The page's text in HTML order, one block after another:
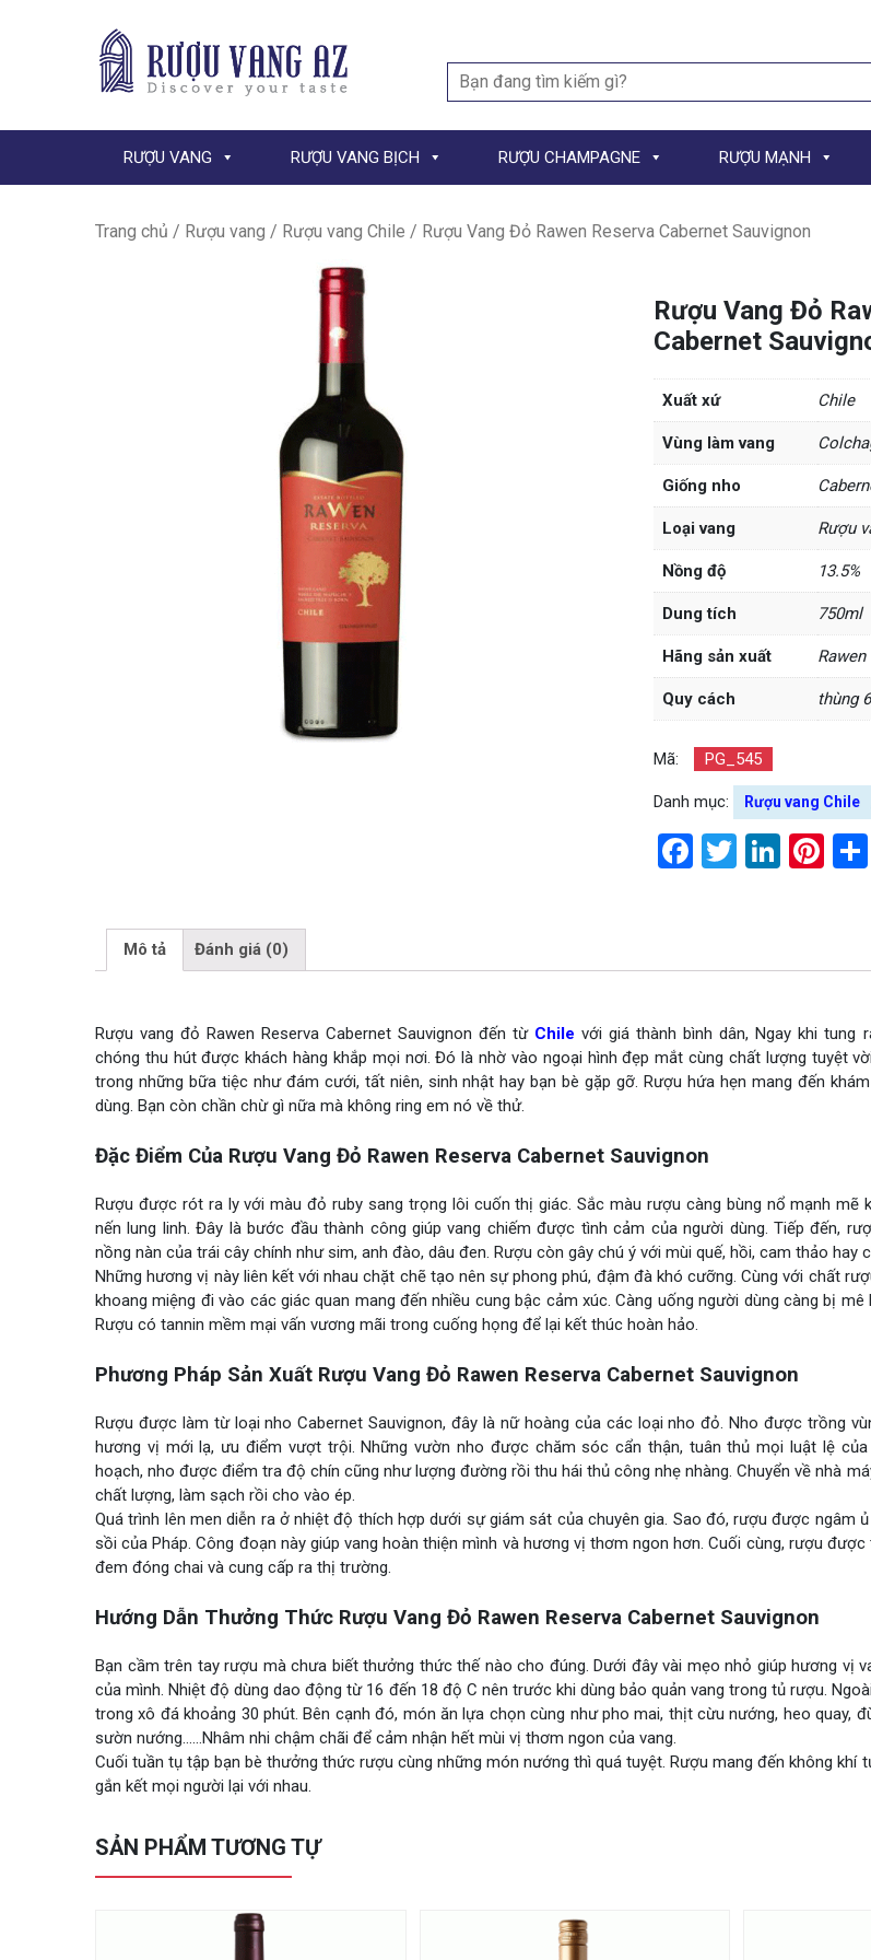
Search
for:
RƯỢU VANG RƯỢU VANG BỊCH RƯỢU CHAMPAGNE RƯỢU MẠNH
Trang chủ / Rượu vang / Rượu vang Chile / Rượu Vang Đỏ Rawen Reserva Cabernet Sauvignon
Rượu Vang Đỏ
Cabernet
Xuất xứ Chile
Vùng làm vang
Giống nho
Loại vang Rượu
Nồng độ 13.5%
Dung tích 750ml
Hãng sản xuất Rawen
Quy cách thùng
Mã: PG_545
Danh mục: Rượu vang Chile
Facebook
Twitter
Mô tả Đánh giá (0)
Rượu vang đỏ Rawen Reserva Cabernet Sauvignon đến từ Chile với giá thành bình dân, Ngay khi tung
chóng thu hút được khách hàng khắp mọi nơi. Đó là nhờ vào ngoại hình đẹp mắt cùng chất lượng tuyệt
trong những bữa tiệc như đám cưới, tất niên, sinh nhật hay bạn bè gặp gỡ. Rượu hứa hẹn mang đến
dùng. Bạn còn chần chừ gì nữa mà không ring em nó về thử.
Đặc Điểm Của Rượu Vang Đỏ Rawen Reserva Cabernet Sauvignon
Rượu được rót ra ly với màu đỏ ruby sang trọng lôi cuốn thị giác. Sắc màu rượu càng bùng nổ mạnh mẽ
nến lung linh. Đây là bước đầu thành công giúp vang chiếm được tình cảm của người dùng. Tiếp đến,
nồng nàn của trái cây chính như sim, anh đào, dâu đen. Rượu còn gây chú ý với mùi quế, hồi, cam thảo hay
Những hương vị này liên kết với nhau chặt chẽ tạo nên sự phong phú, đậm đà khó cưỡng. Cùng với chất
khoang miệng đi vào các giác quan mang đến nhiều cung bậc cảm xúc. Càng uống người dùng càng bị
Rượu có tannin mềm mại vấn vương mãi trong cuống họng để lại kết thúc hoàn hảo.
Phương Pháp Sản Xuất Rượu Vang Đỏ Rawen Reserva Cabernet Sauvignon
Rượu được làm từ loại nho Cabernet Sauvignon, đây là nữ hoàng của các loại nho đỏ. Nho được trồng
hương vị mới lạ, ưu điểm vượt trội. Những vườn nho được chăm sóc cẩn thận, tuân thủ mọi luật lệ của
hoạch, nho được điểm tra độ chín cũng như lượng đường rồi thu hái thủ công nhẹ nhàng. Chuyển về nhà
chất lượng, làm sạch rồi cho vào ép.
Quá trình lên men diễn ra ở nhiệt độ thích hợp dưới sự giám sát của chuyên gia. Sao đó, rượu được ngâm
sồi của Pháp. Công đoạn này giúp vang hoàn thiện mình và hương vị thơm ngon hơn. Cuối cùng, rượu
đem đóng chai và cung cấp ra thị trường.
Hướng Dẫn Thưởng Thức Rượu Vang Đỏ Rawen Reserva Cabernet Sauvignon
Bạn cầm trên tay rượu mà chưa biết thưởng thức thế nào cho đúng. Dưới đây vài mẹo nhỏ giúp hương vị
của mình. Nhiệt độ dùng dao động từ 16 đến 18 độ C nên trước khi dùng bảo quản vang trong tủ rượu.
trong xô đá khoảng 30 phút. Bên cạnh đó, món ăn lựa chọn cùng như pho mai, thịt cừu nướng, heo quay,
sườn nướng……Nhâm nhi chậm chãi để cảm nhận hết mùi vị thơm ngon của vang.
Cuối tuần tụ tập bạn bè thưởng thức rượu cùng những món nướng thì quá tuyệt. Rượu mang đến không khí
gắn kết mọi người lại với nhau.
SẢN PHẨM TƯƠNG TỰ